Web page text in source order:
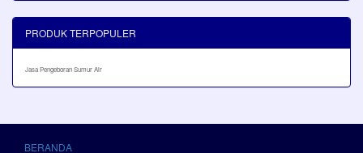
PRODUK TERPOPULER
Jasa Pengeboran Sumur Air
BERANDA